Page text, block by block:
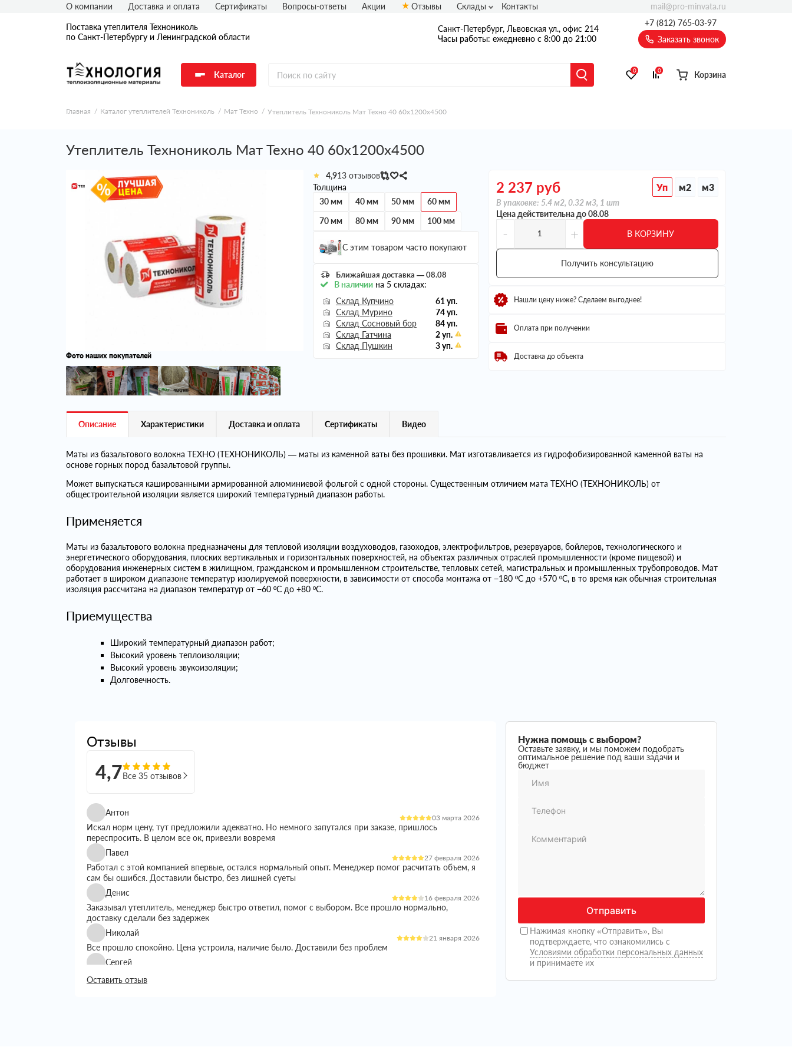
Поставка утеплителя Технониколь
по Санкт-Петербургу и Ленинградской области
Санкт-Петербург, Львовская ул., офис 214
Часы работы: ежедневно с 8:00 до 21:00
+7 (812) 765-03-97
Заказать звонок
Каталог 0 0 Корзина
О компании Доставка и оплата Сертификаты Вопросы-ответы Акции Отзывы Склады Контакты mail@pro-minvata.ru
Главная Каталог утеплителей Технониколь Мат Техно Утеплитель Технониколь Мат Техно 40 60х1200х4500
Утеплитель Технониколь Мат Техно 40 60х1200х4500
Фото наших покупателей
4,9
13 отзывов
Толщина
30 мм
40 мм 50 мм
60 мм
70 мм
80 мм 90 мм 100 мм
С этим товаром часто покупают
Ближайшая доставка — 08.08
В наличиина 5 складах:
Склад Купчино
61 уп.
Склад Мурино
74 уп.
Склад Сосновый бор
84 уп.
Склад Гатчина
2 уп.
Склад Пушкин
3 уп.
2 237 руб Уп м2 м3
В упаковке: 5.4 м2, 0.32 м3, 1 шт
Цена действительна до 08.08
- + В КОРЗИНУ
Получить консультацию
Нашли цену ниже? Сделаем выгоднее!
Оплата при получении
Доставка до объекта
Описание Характеристики Доставка и оплата Сертификаты Видео
Маты из базальтового волокна ТЕХНО (ТЕХНОНИКОЛЬ) — маты из каменной ваты без прошивки. Мат изготавливается из гидрофобизированной каменной ваты на
основе горных пород базальтовой группы.
Может выпускаться кашированными армированной алюминиевой фольгой с одной стороны. Существенным отличием мата ТЕХНО (ТЕХНОНИКОЛЬ) от
общестроительной изоляции является широкий температурный диапазон работы.
Применяется
Маты из базальтового волокна предназначены для тепловой изоляции воздуховодов, газоходов, электрофильтров, резервуаров, бойлеров, технологического и
энергетического оборудования, плоских вертикальных и горизонтальных поверхностей, на объектах различных отраслей промышленности (кроме пищевой) и
оборудования инженерных систем в жилищном, гражданском и промышленном строительстве, тепловых сетей, магистральных и промышленных трубопроводов. Мат
работает в широком диапазоне температур изолируемой поверхности, в зависимости от способа монтажа от −180 ºС до +570 ºС, в то время как обычная строительная
изоляция рассчитана на диапазон температур от −60 ºС до +80 ºС.
Приемущества
Широкий температурный диапазон работ;
Высокий уровень теплоизоляции;
Высокий уровень звукоизоляции;
Долговечность.
Отзывы
4,7Все 35 отзывов
Антон
03 марта 2026
Искал норм цену, тут предложили адекватно. Но немного запутался при заказе, пришлось
переспросить. В целом все ок, привезли вовремя
Павел
27 февраля 2026
Работал с этой компанией впервые, остался нормальный опыт. Менеджер помог расчитать объем, я
сам бы ошибся. Доставили быстро, без лишней суеты
Денис
16 февраля 2026
Заказывал утеплитель, менеджер быстро ответил, помог с выбором. Все прошло нормально,
доставку сделали без задержек
Николай
21 января 2026
Все прошло спокойно. Цена устроила, наличие было. Доставили без проблем
Сергей
Искал утеплитель подешевле, тут предложили норм вариант. Менеджер все расказал, помог с
выбором. Доставку сделали вовремя, все пришло целое
Оставить отзыв
Нужна помощь с выбором?
Оставьте заявку, и мы поможем подобрать
оптимальное решение под ваши задачи и
бюджет
Отправить
Нажимая кнопку «Отправить», Вы
подтверждаете, что ознакомились с
Условиями обработки персональных данных
и принимаете их